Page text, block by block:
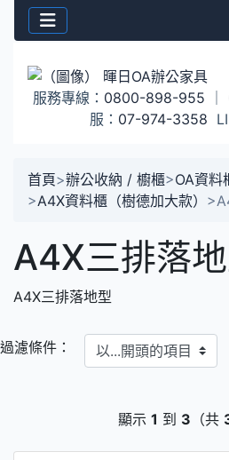
服務專線： 0800-898-955
服： 07-974-3358
首頁>辦公收納 / 櫥櫃>OA資料
>A4X資料櫃（樹德加大款） >
A4X三排落
A4X三排落地型
過濾條件： 以...開頭的項目
顯示 1 到 3 （共